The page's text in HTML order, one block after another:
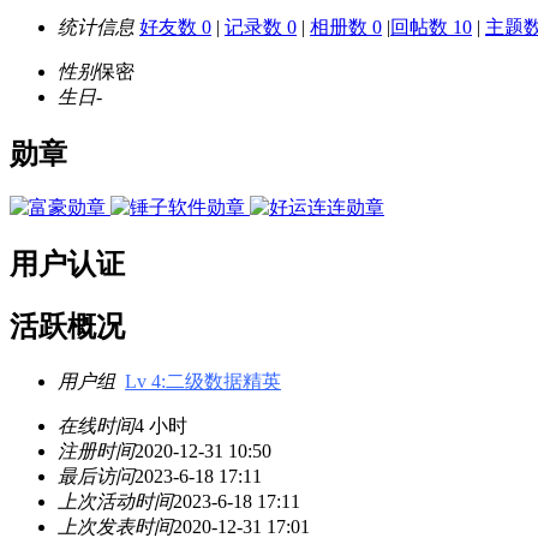
统计信息 好友数 0 | 记录数 0 | 相册数 0 |回帖数 10 | 主题
性别保密
生日-
勋章
用户认证
活跃概况
用户组 Lv 4:二级数据精英
在线时间4 小时
注册时间2020-12-31 10:50
最后访问2023-6-18 17:11
上次活动时间2023-6-18 17:11
上次发表时间2020-12-31 17:01